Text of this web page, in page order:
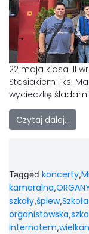
22 maja klasa III
Stasiakiem i ks.
wycieczkę
Czytaj dalej…
Tagged koncerty,
kameralna,
szkoły,śpiew,Szkoła
organistowska,
internatem,